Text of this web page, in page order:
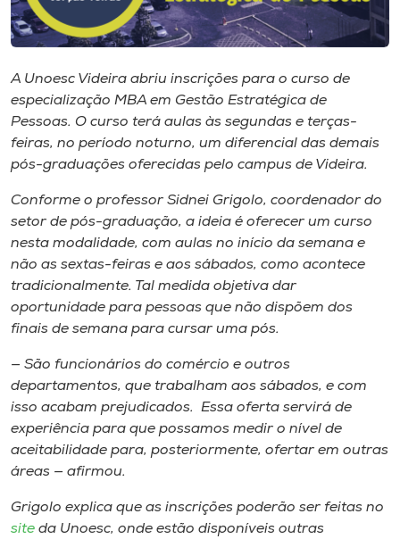
Museu
Store
Selecione
A+
A-
A Unoesc Videira abriu inscrições para o curso de
especialização MBA em Gestão Estratégica de
Pessoas. O curso terá aulas às segundas e terças-
feiras, no período noturno, um diferencial das demais
pós-graduações oferecidas pelo campus de Videira.
Conforme o professor Sidnei Grigolo, coordenador do
setor de pós-graduação, a ideia é oferecer um curso
nesta modalidade, com aulas no início da semana e
não as sextas-feiras e aos sábados, como acontece
tradicionalmente. Tal medida objetiva dar
oportunidade para pessoas que não dispõem dos
finais de semana para cursar uma pós.
— São funcionários do comércio e outros
departamentos, que trabalham aos sábados, e com
isso acabam prejudicados. Essa oferta servirá de
experiência para que possamos medir o nível de
aceitabilidade para, posteriormente, ofertar em outras
áreas — afirmou.
Grigolo explica que as inscrições poderão ser feitas no
site da Unoesc, onde estão disponíveis outras